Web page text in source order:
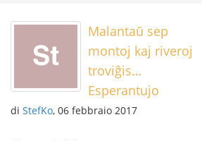
Malantaŭ sep
montoj kaj riveroj
troviĝis…
Esperantujo
di StefKo, 06 febbraio 2017